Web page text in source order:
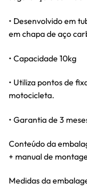
• Desenvolvido em
em chapa de aço
• Capacidade 10kg
• Utiliza pontos de
motocicleta.
• Garantia de 3
Conteúdo da
+ manual de
Medidas da